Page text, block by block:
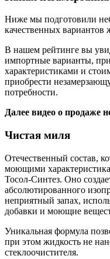
Ниже мы подготовили
качественных вариантов
В нашем рейтинге вы
импортные варианты,
характеристиками и
приобрести
потребности.
Далее видео о продаже
Чистая миля
Отечественный состав,
моющими
Тосол-Синтез. Оно
абсолютированного
неприятный запах,
добавки и моющие
Уникальная формула
при этом жидкость не
стеклоочистителя.